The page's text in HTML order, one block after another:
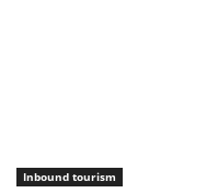
Inbound tourism